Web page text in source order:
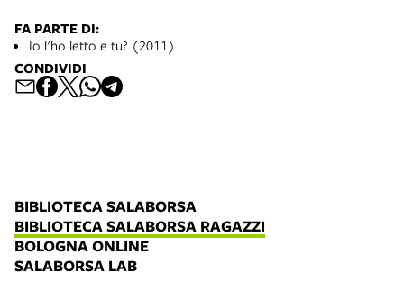
FA PARTE DI:
Io l'ho letto e tu? (2011)
CONDIVIDI
BIBLIOTECA SALABORSA
BIBLIOTECA SALABORSA RAGAZZI
BOLOGNA ONLINE
SALABORSA LAB